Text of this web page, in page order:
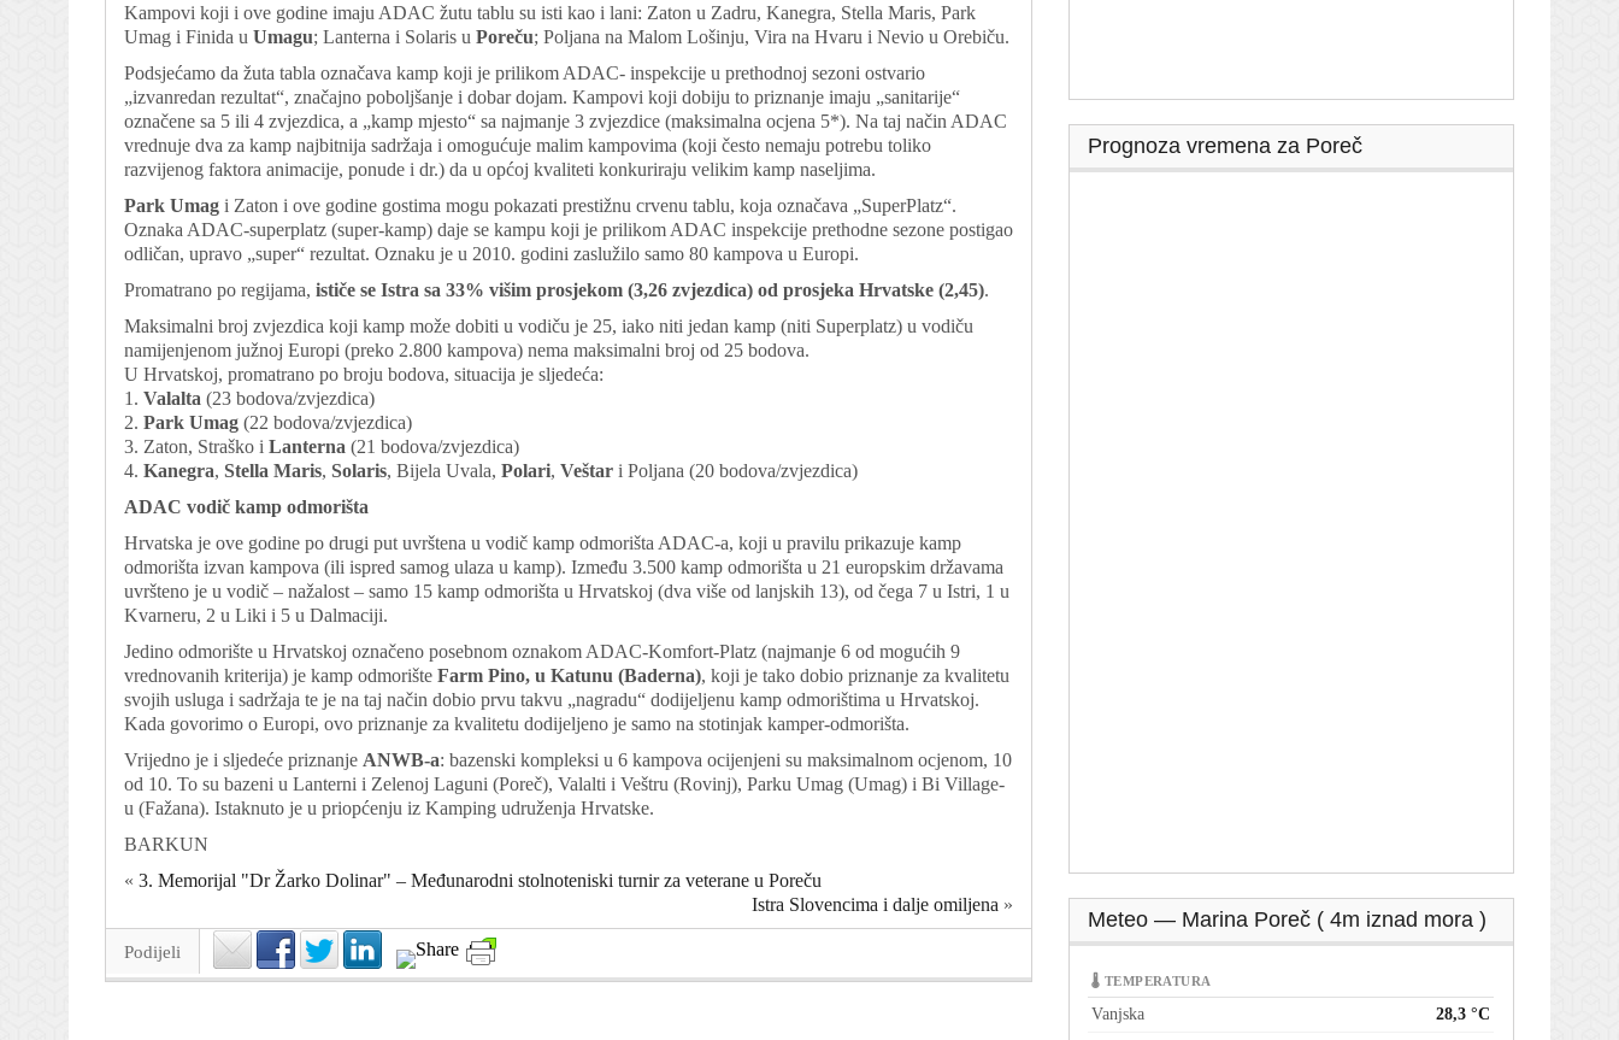
Kampovi koji i ove godine imaju ADAC žutu tablu su isti kao i lani: Zaton u Zadru, Kanegra, Stella Maris, Park
Umag i Finida u Umagu; Lanterna i Solaris u Poreču; Poljana na Malom Lošinju, Vira na Hvaru i Nevio u Orebiču.
Podsjećamo da žuta tabla označava kamp koji je prilikom ADAC- inspekcije u prethodnoj sezoni ostvario
„izvanredan rezultat“, značajno poboljšanje i dobar dojam. Kampovi koji dobiju to priznanje imaju „sanitarije“
označene sa 5 ili 4 zvjezdica, a „kamp mjesto“ sa najmanje 3 zvjezdice (maksimalna ocjena 5*). Na taj način ADAC
vrednuje dva za kamp najbitnija sadržaja i omogućuje malim kampovima (koji često nemaju potrebu toliko
razvijenog faktora animacije, ponude i dr.) da u općoj kvaliteti konkuriraju velikim kamp naseljima.
Park Umag i Zaton i ove godine gostima mogu pokazati prestižnu crvenu tablu, koja označava „SuperPlatz“.
Oznaka ADAC-superplatz (super-kamp) daje se kampu koji je prilikom ADAC inspekcije prethodne sezone postigao
odličan, upravo „super“ rezultat. Oznaku je u 2010. godini zaslužilo samo 80 kampova u Europi.
Promatrano po regijama, ističe se Istra sa 33% višim prosjekom (3,26 zvjezdica) od prosjeka Hrvatske (2,45).
Maksimalni broj zvjezdica koji kamp može dobiti u vodiču je 25, iako niti jedan kamp (niti Superplatz) u vodiču
namijenjenom južnoj Europi (preko 2.800 kampova) nema maksimalni broj od 25 bodova.
U Hrvatskoj, promatrano po broju bodova, situacija je sljedeća:
1. Valalta (23 bodova/zvjezdica)
2. Park Umag (22 bodova/zvjezdica)
3. Zaton, Straško i Lanterna (21 bodova/zvjezdica)
4. Kanegra, Stella Maris, Solaris, Bijela Uvala, Polari, Veštar i Poljana (20 bodova/zvjezdica)
ADAC vodič kamp odmorišta
Hrvatska je ove godine po drugi put uvrštena u vodič kamp odmorišta ADAC-a, koji u pravilu prikazuje kamp
odmorišta izvan kampova (ili ispred samog ulaza u kamp). Između 3.500 kamp odmorišta u 21 europskim državama
uvršteno je u vodič – nažalost – samo 15 kamp odmorišta u Hrvatskoj (dva više od lanjskih 13), od čega 7 u Istri, 1 u
Kvarneru, 2 u Liki i 5 u Dalmaciji.
Jedino odmorište u Hrvatskoj označeno posebnom oznakom ADAC-Komfort-Platz (najmanje 6 od mogućih 9
vrednovanih kriterija) je kamp odmorište Farm Pino, u Katunu (Baderna), koji je tako dobio priznanje za kvalitetu
svojih usluga i sadržaja te je na taj način dobio prvu takvu „nagradu“ dodijeljenu kamp odmorištima u Hrvatskoj.
Kada govorimo o Europi, ovo priznanje za kvalitetu dodijeljeno je samo na stotinjak kamper-odmorišta.
Vrijedno je i sljedeće priznanje ANWB-a: bazenski kompleksi u 6 kampova ocijenjeni su maksimalnom ocjenom, 10
od 10. To su bazeni u Lanterni i Zelenoj Laguni (Poreč), Valalti i Veštru (Rovinj), Parku Umag (Umag) i Bi Village-
u (Fažana). Istaknuto je u priopćenju iz Kamping udruženja Hrvatske.
BARKUN
« 3. Memorijal "Dr Žarko Dolinar" – Međunarodni stolnoteniski turnir za veterane u Poreču
Istra Slovencima i dalje omiljena »
Podijeli
Prognoza vremena za Poreč
Meteo — Marina Poreč ( 4m iznad mora )
🌡 TEMPERATURA
Vanjska 28,3 °C